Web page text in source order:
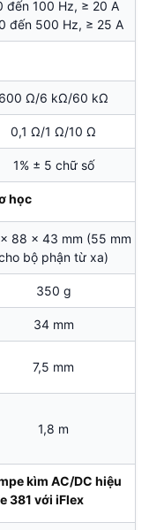
đến 100 Hz, ≥ 20 A
đến 500 Hz, ≥ 25 A
600 Ω/6 kΩ/60 kΩ
0,1 Ω/1 Ω/10 Ω
1% ± 5 chữ số
học
88 x 43 mm (55 mm
bộ phận từ xa)
350 g
34 mm
7,5 mm
1,8 m
kìm AC/DC hiệu
381 với iFlex